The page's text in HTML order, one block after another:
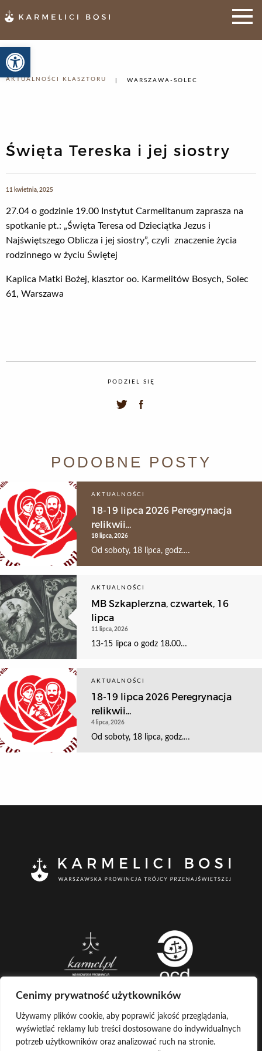
Otwórz pasek narzędzi
Cenimy prywatność użytkowników
Używamy plików cookie, aby poprawić jakość przeglądania,
wyświetlać reklamy lub treści dostosowane do indywidualnych
potrzeb użytkowników oraz analizować ruch na stronie.
AKTUALNOŚCI KLASZTORU WARSZAWA-SOLEC
Święta Tereska i jej siostry
11 kwietnia, 2025
27.04 o godzinie 19.00 Instytut Carmelitanum zaprasza na
spotkanie pt.: „Święta Teresa od Dzieciątka Jezus i
Najświętszego Oblicza i jej siostry”, czyli znaczenie życia
rodzinnego w życiu Świętej
Kaplica Matki Bożej, klasztor oo. Karmelitów Bosych, Solec
61, Warszawa
PODZIEL SIĘ
PODOBNE POSTY
AKTUALNOŚCI
18-19 lipca 2026 Peregrynacja
relikwii...
18 lipca, 2026
Od soboty, 18 lipca, godz.…
AKTUALNOŚCI
MB Szkaplerzna, czwartek, 16
lipca
11 lipca, 2026
13-15 lipca o godz 18.00…
AKTUALNOŚCI
18-19 lipca 2026 Peregrynacja
relikwii...
4 lipca, 2026
Od soboty, 18 lipca, godz.…
CREATED BY